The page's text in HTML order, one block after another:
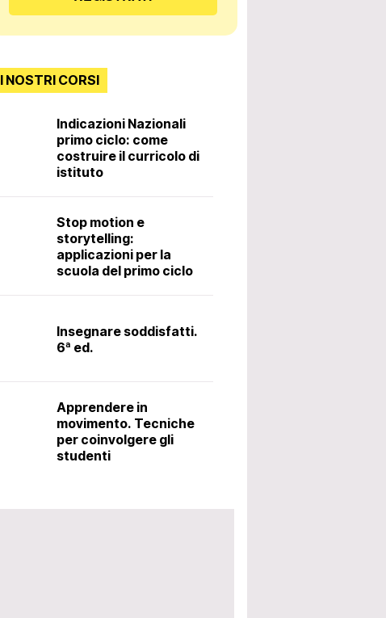
I NOSTRI CORSI
Indicazioni Nazionali
primo ciclo: come
costruire il curricolo di
istituto
Stop motion e
storytelling:
applicazioni per la
scuola del primo ciclo
Insegnare soddisfatti.
6ª ed.
Apprendere in
movimento. Tecniche
per coinvolgere gli
studenti